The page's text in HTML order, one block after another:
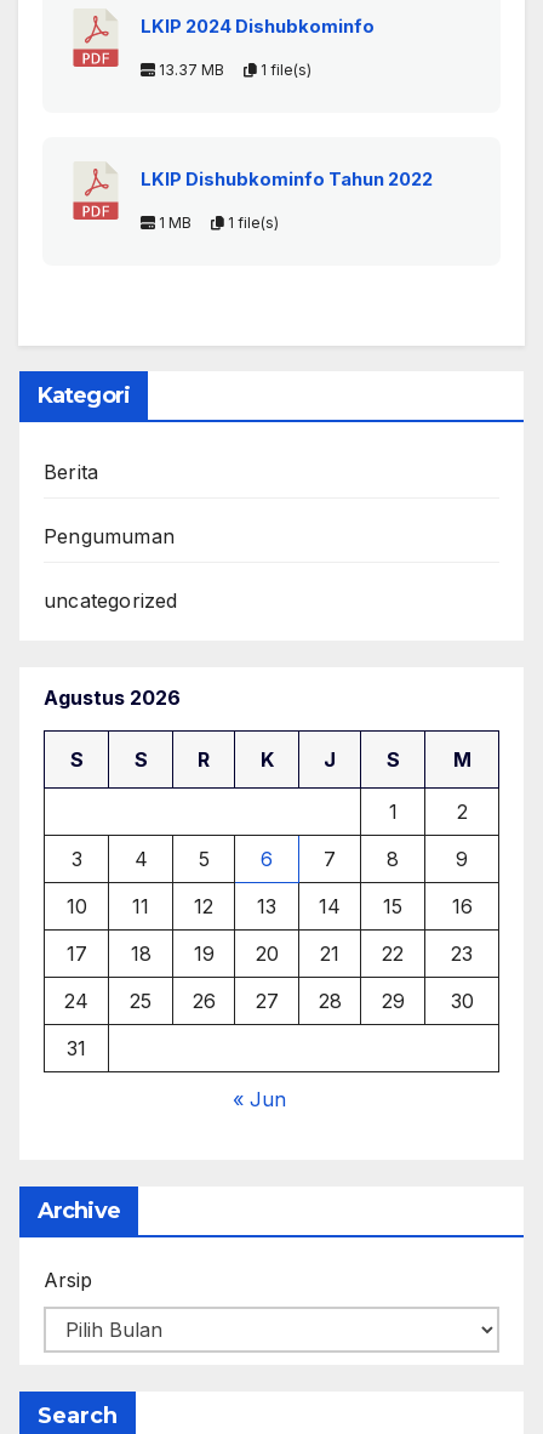
LKIP 2024 Dishubkominfo
13.37 MB 1 file(s)
LKIP Dishubkominfo Tahun 2022
1 MB 1 file(s)
Kategori
Berita
Pengumuman
uncategorized
Agustus 2026
S S R K J S M
1
2
3
4 5 6 7 8
9
10
11 12 13 14 15
16
17
18 19 20 21 22
23
24
25 26 27 28 29
30
31
« Jun
Archive
Arsip
Search